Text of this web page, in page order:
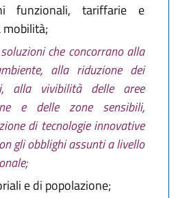
funzionali, tariffarie e
che concorrano alla
alla riduzione dei
alla vivibilità delle aree
e delle zone sensibili,
di tecnologie innovative
gli obblighi assunti a livello
e di popolazione;